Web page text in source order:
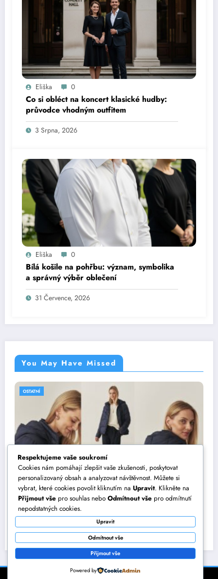
Eliška 0
Co si obléct na koncert klasické hudby:
průvodce vhodným outfitem
3 Srpna, 2026
Eliška 0
Bílá košile na pohřbu: význam, symbolika
a správný výběr oblečení
31 Července, 2026
You May Have Missed
OSTATNÍ
Jak vytvořit dokonalý outfit? Vsaďte na
dámské bundy TATUUM
22 září, 2025 Eliška
Respektujeme vaše soukromí
Cookies nám pomáhají zlepšit vaše zkušenosti, poskytovat
personalizovaný obsah a analyzovat návštěvnost. Můžete si
vybrat, které cookies povolit kliknutím na Upravit. Klikněte na
Přijmout vše pro souhlas nebo Odmítnout vše pro odmítnutí
nepodstatných cookies.
Upravit
Odmítnout vše
Přijmout vše
Powered by